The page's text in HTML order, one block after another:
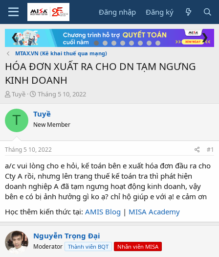
Đăng nhập Đăng ký
❮ ❯
MTAX.VN (Kê khai thuế qua mạng)
HÓA ĐƠN XUẤT RA CHO DN TẠM NGƯNG
KINH DOANH
T
r
a
s
a
r
t
e
r
Tuyề
N
à
g
Tháng 5 10, 2022
T Tuyề
New Member
Tháng 5 10, 2022 #1
a/c vui lòng cho e hỏi, kế toán bên e xuất hóa đơn đầu ra cho
Cty A rồi, nhưng lên trang thuế kế toán tra thì phát hiện
doanh nghiệp A đã tạm ngưng hoạt động kinh doanh, vậy
bên e có bị ảnh hưởng gì ko ạ? chỉ hộ giúp e với ạ! e cảm ơn
Học thêm kiến thức tại: AMIS Blog | MISA Academy
Nguyễn Trọng Đại
Moderator Thành viên BQT Nhân viên MISA